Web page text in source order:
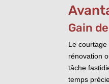
Gain
Le
rénovation
tâche
temps